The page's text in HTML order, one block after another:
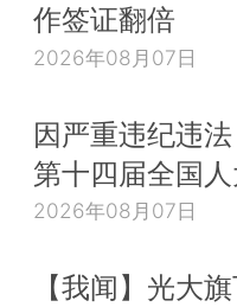
作签证翻倍
2026年08月07日
因严重违纪违
第十四届全国
2026年08月07日
【我闻】光大